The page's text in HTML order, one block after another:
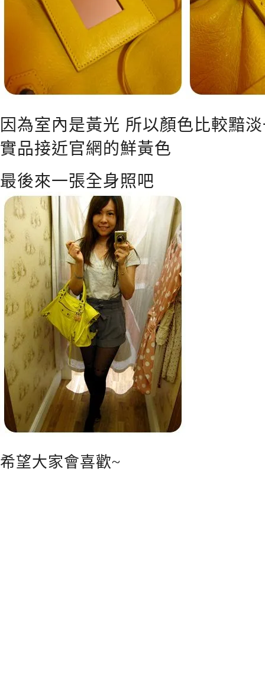
因為室內是黃光 所以顏色比較黯
實品接近官網的鮮黃色
最後來一張全身照吧
希望大家會喜歡~